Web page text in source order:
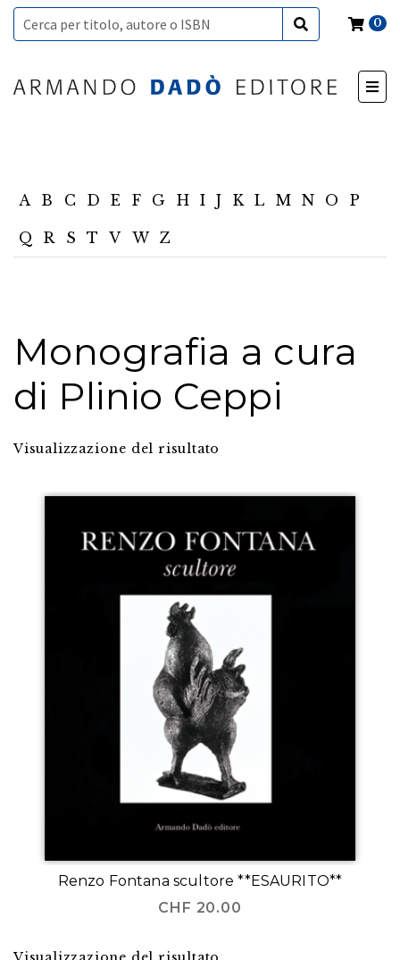
0
A B C D E F G H I J K L M N O P
Q R S T V W Z
Monografia a cura
di Plinio Ceppi
Visualizzazione del risultato
Renzo Fontana scultore **ESAURITO**
CHF 20.00